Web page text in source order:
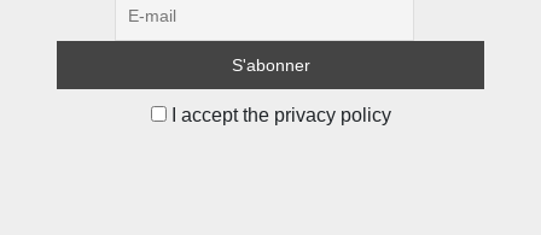
I accept the privacy policy